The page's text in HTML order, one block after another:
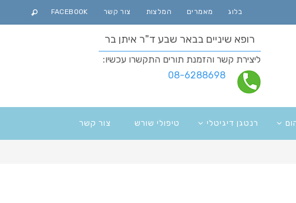
בלוג מאמרים המלצות צור קשר FACEBOOK
רופא שיניים בבאר שבע ד"ר איתן בר
ליצירת קשר והזמנת תורים התקשרו עכשיו:
08-6288698
רנטגן דיגיטלי טיפולי שורש צור קשר